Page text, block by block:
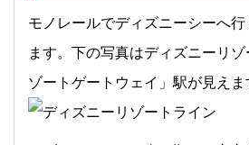
モノレールでディズニーシーへ
ます。下の写真はディズニーリ
ゾートゲートウェイ」駅が見えま